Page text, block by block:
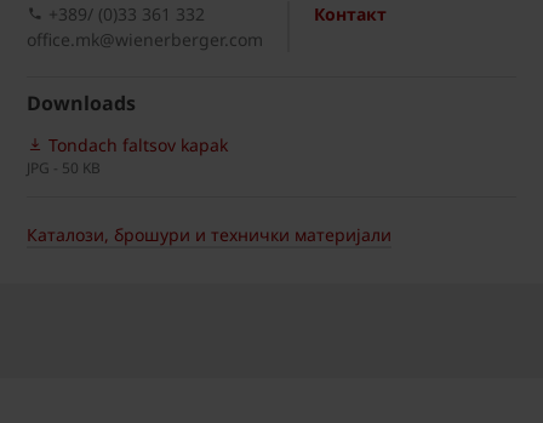
Контакт
+389/ (0)33 361 332
office.mk@wienerberger.com
Downloads
Tondach faltsov kapak
JPG - 50 KB
Каталози, брошури и технички материјали